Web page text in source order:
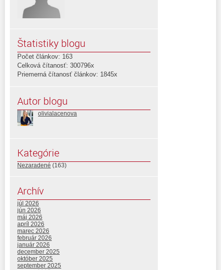
Štatistiky blogu
Počet článkov: 163
Celková čítanosť: 300796x
Priemerná čítanosť článkov: 1845x
Autor blogu
olivialacenova
Kategórie
Nezaradené (163)
Archív
júl 2026
jún 2026
máj 2026
apríl 2026
marec 2026
február 2026
január 2026
december 2025
október 2025
september 2025